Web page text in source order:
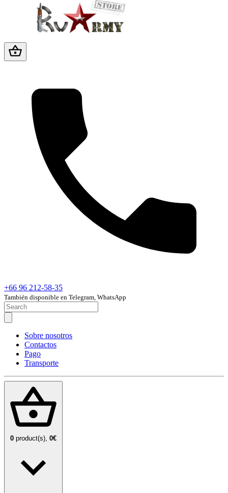
+66 96 212-58-35
También disponible en Telegram, WhatsApp
Sobre nosotros
Contactos
Pago
Transporte
0 product(s), 0€